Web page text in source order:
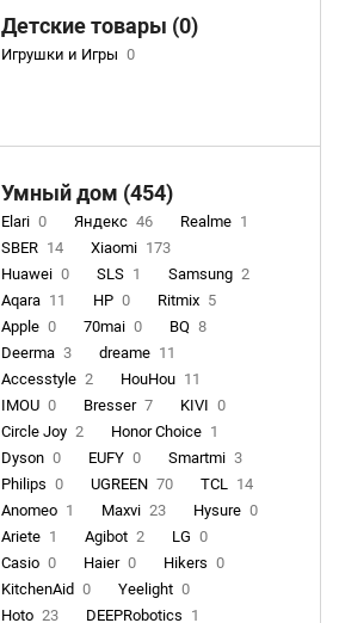
Детские товары (0)
Игрушки и Игры 0
Умный дом (454)
Elari 0 Яндекс 46 Realme 1
SBER 14 Xiaomi 173
Huawei 0 SLS 1 Samsung 2
Aqara 11 HP 0 Ritmix 5
Apple 0 70mai 0 BQ 8
Deerma 3 dreame 11
Accesstyle 2 HouHou 11
IMOU 0 Bresser 7 KIVI 0
Circle Joy 2 Honor Choice 1
Dyson 0 EUFY 0 Smartmi 3
Philips 0 UGREEN 70 TCL 14
Anomeo 1 Maxvi 23 Hysure 0
Ariete 1 Agibot 2 LG 0
Casio 0 Haier 0 Hikers 0
KitchenAid 0 Yeelight 0
Hoto 23 DEEPRobotics 1